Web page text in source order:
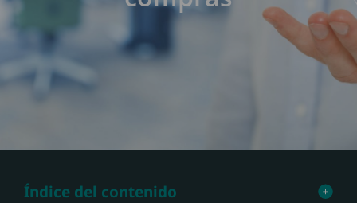
Índice del contenido